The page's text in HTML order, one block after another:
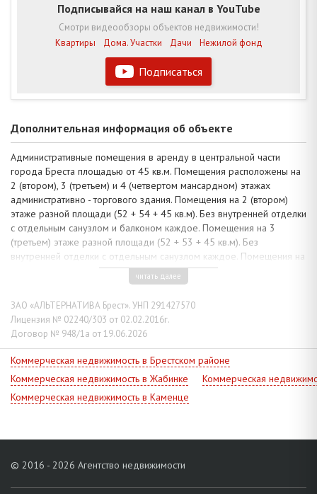
Подписаться
Подписывайся на наш канал в YouTube
Смотри видеообзоры объектов недвижимости!
Квартиры
Дома. Участки Дачи Нежилой фонд
Дополнительная информация об объекте
Административные помещения в аренду в центральной части
города Бреста площадью от 45 кв.м. Помещения расположены на
2 (втором), 3 (третьем) и 4 (четвертом мансардном) этажах
административно - торгового здания. Помещения на 2 (втором)
этаже разной площади (52 + 54 + 45 кв.м). Без внутренней отделки
с отдельным санузлом и балконом каждое. Помещения на 3
(третьем) этаже разной площади (52 + 53 + 45 кв.м). Без
внутренней отделки с отдельным санузлом каждое. Помещения на
4 (четвертом мансардном) этаже разной площади (43 + 43 + 42
кв.м). Без внутренней отделки с отдельным санузлом каждое.
Установлена пожарная сигнализация, индивидуальные приборы
учета электроэнергии и водоснабжения в каждом помещении.
Рассматриваются варианты сдачи помещений без отделки с
предоставлением арендных каникул на время ремонта или
ремонт за счет Арендодателя.
читать далее
ЗАО «АЛЬТЕРНАТИВА Брест». УНП 291427570
Лицензия № 02240/303 от 02.02.2016г.
Договор № 948/1а от 19.06.2026
Коммерческая недвижимость в Брестском районе
Коммерческая недвижимость в Жабинке
Коммерческая
Коммерческая недвижимость в Каменце
© 2016 - 2026 Агентство недвижимости